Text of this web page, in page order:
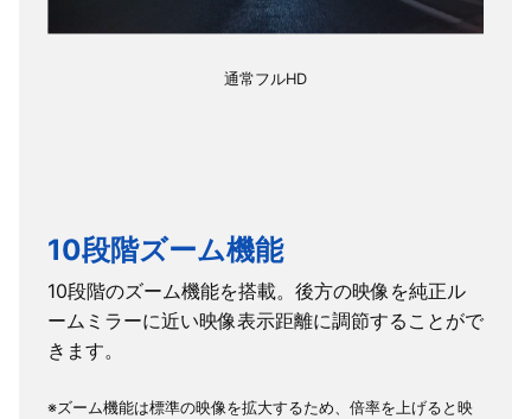
通常フルHD
10段階ズーム機能
10段階のズーム機能を搭載。後方の映像を純正ル
ームミラーに近い映像表示距離に調節することがで
きます。
※ズーム機能は標準の映像を拡大するため、倍率を上げると映